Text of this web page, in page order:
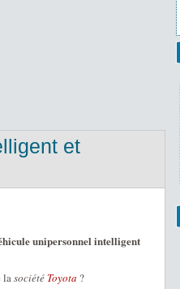
et
unipersonnel intelligent
lasociété Toyota ?